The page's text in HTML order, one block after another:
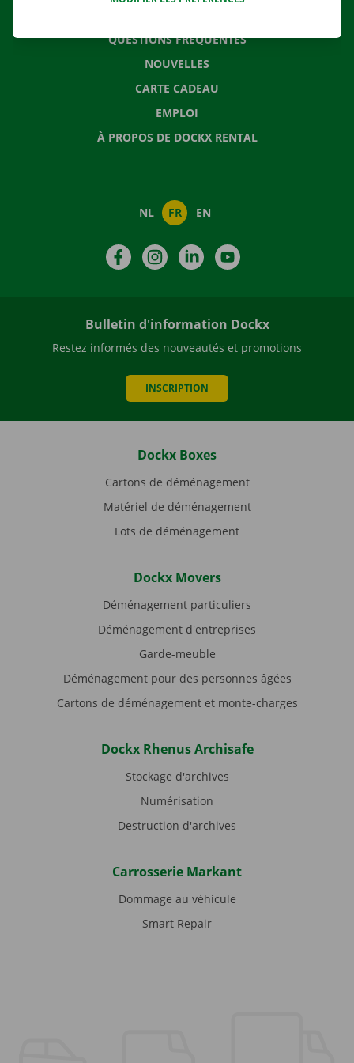
QUESTIONS FRÉQUENTES
NOUVELLES
CARTE CADEAU
EMPLOI
À PROPOS DE DOCKX RENTAL
NL FR EN
FacebookInstagramLinkedIn
Bulletin d'information Dockx
Restez informés des nouveautés et promotions
INSCRIPTION
Dockx Boxes
Cartons de déménagement
Matériel de déménagement
Lots de déménagement
Dockx Movers
Déménagement particuliers
Déménagement d'entreprises
Garde-meuble
Déménagement pour des personnes âgées
Cartons de déménagement et monte-charges
Dockx Rhenus Archisafe
Stockage d'archives
Numérisation
Destruction d'archives
Carrosserie Markant
Dommage au véhicule
Smart Repair